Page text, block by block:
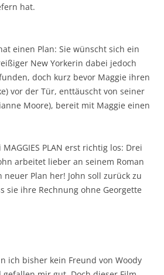
hat.
einen Plan: Sie wünscht sich ein
New Yorkerin dabei jedoch
doch kurz bevor Maggie ihren
vor der Tür, enttäuscht von seiner
Moore), bereit mit Maggie einen
PLAN erst richtig los: Drei
arbeitet lieber an seinem Roman
Plan her! John soll zurück zu
sie ihre Rechnung ohne Georgette
ich bisher kein Freund von Woody